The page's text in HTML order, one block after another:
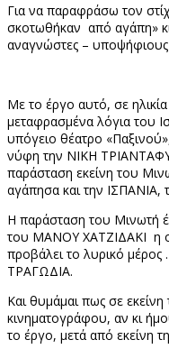
Για να παραφράσω τον
σκοτωθήκαν από αγάπη»
αναγνώστες –
Με το έργο αυτό, σε
μεταφρασμένα λόγια του
υπόγειο θέατρο
νύφη την ΝΙΚΗ
παράσταση εκείνη του
αγάπησα και την ΙΣΠΑΝΙΑ,
Η παράσταση του Μινωτή
του ΜΑΝΟΥ ΧΑΤΖΙΔΑΚΙ η
προβάλει το λυρικό
ΤΡΑΓΩΔΙΑ.
Και θυμάμαι πως σε
κινηματογράφου, αν κι
το έργο, μετά από εκείνη